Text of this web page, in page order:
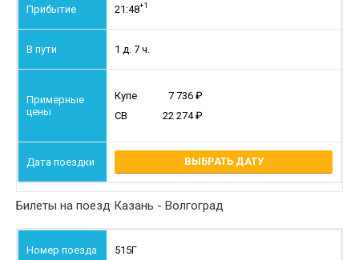
21:48+1
1 д. 7 ч.
Купе
7 736
СВ
22 274
ВЫБРАТЬ ДАТУ
Билеты на поезд Казань - Волгоград
515Г